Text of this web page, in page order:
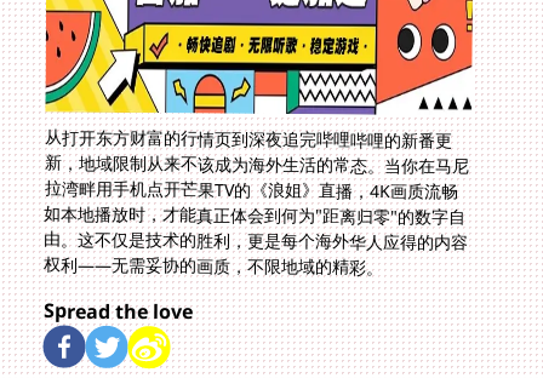
从打开东方财富的行情页到深夜追完哔哩哔哩的新番更
新，地域限制从来不该成为海外生活的常态。当你在马尼
拉湾畔用手机点开芒果TV的《浪姐》直播，4K画质流畅
如本地播放时，才能真正体会到何为"距离归零"的数字自
由。这不仅是技术的胜利，更是每个海外华人应得的内容
权利——无需妥协的画质，不限地域的精彩。
Spread the love